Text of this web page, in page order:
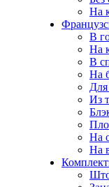
На
В
На
В
На
Из
На
На